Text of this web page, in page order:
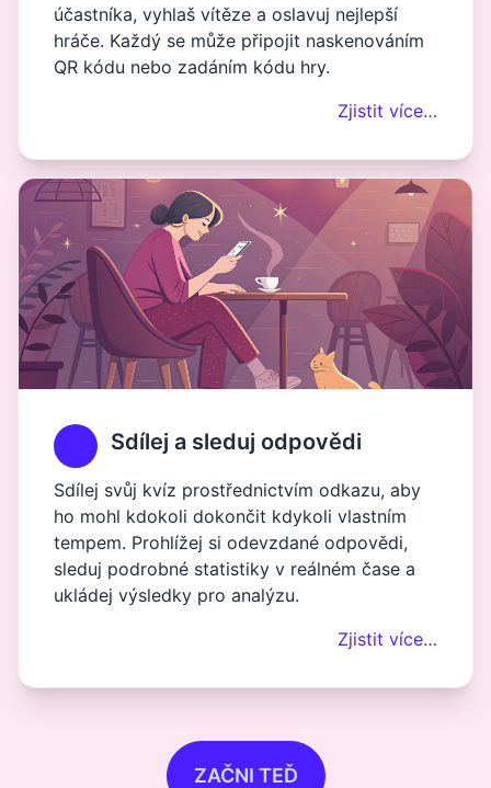
účastníka, vyhlaš vítěze a oslavuj nejlepší
hráče. Každý se může připojit naskenováním
QR kódu nebo zadáním kódu hry.
Zjistit více…
Sdílej a sleduj odpovědi
Sdílej svůj kvíz prostřednictvím odkazu, aby
ho mohl kdokoli dokončit kdykoli vlastním
tempem. Prohlížej si odevzdané odpovědi,
sleduj podrobné statistiky v reálném čase a
ukládej výsledky pro analýzu.
Zjistit více…
ZAČNI TEĎ